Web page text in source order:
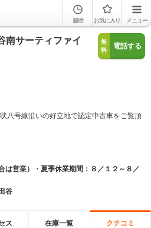
履歴 お気に入り メニュー
南サーティファイ
無
料
電話する
八号線沿いの好立地で認定中古車をご覧頂
は営業）・夏季休業期間：８／１２～８／
谷
ス 在庫一覧 クチコミ